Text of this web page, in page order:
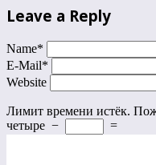
Leave a Reply
Name*
E-Mail*
Website
Лимит времени истёк.
четыре − =